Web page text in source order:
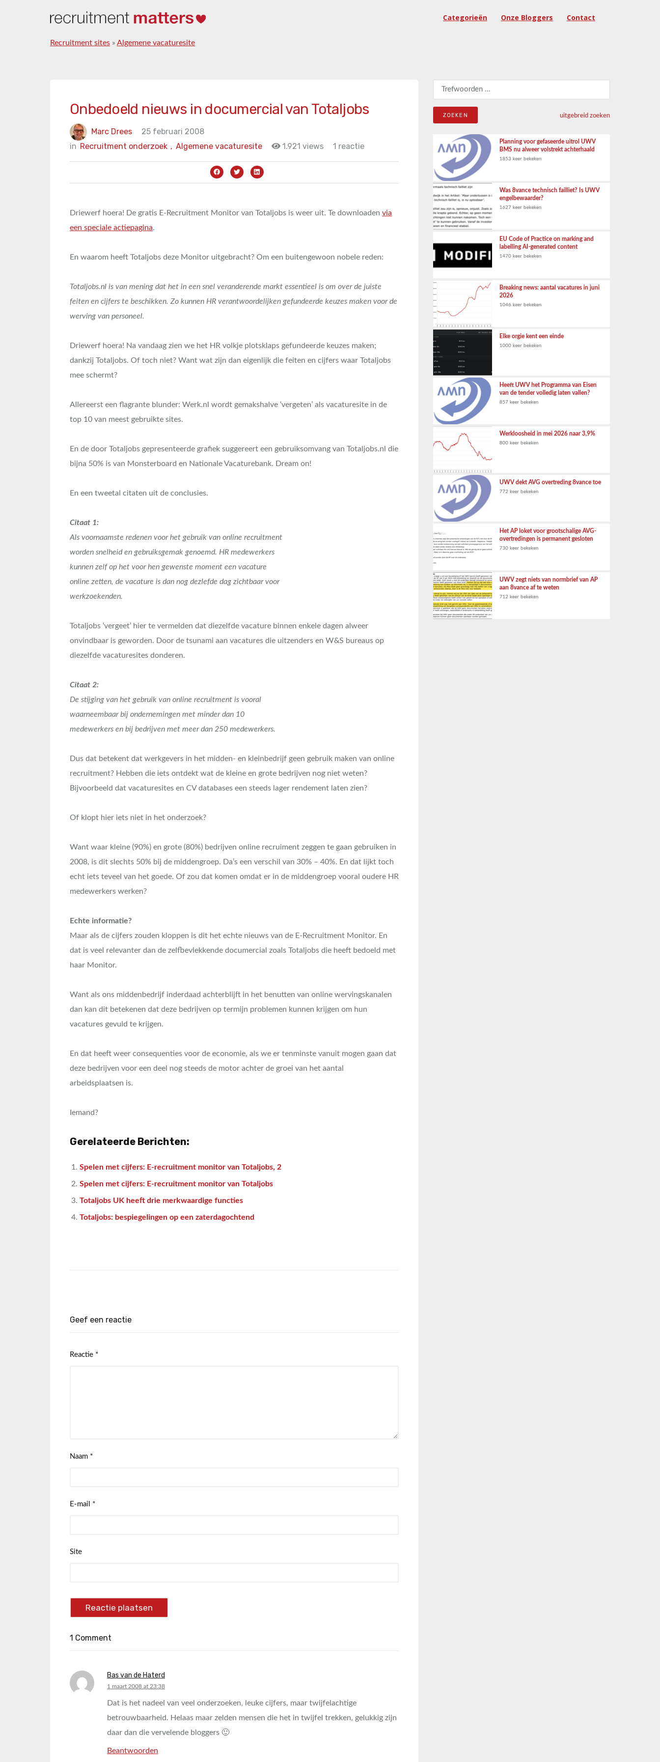
Categorieën Onze Bloggers Contact
Recruitment sites » Algemene vacaturesite
Onbedoeld nieuws in documercial van Totaljobs
Marc Drees
25 februari 2008
in
Algemene vacaturesite
Recruitment onderzoek , 1.921 views 1 reactie
Driewerf hoera! De gratis E-Recruitment Monitor van Totaljobs is weer uit. Te downloaden via
een speciale actiepagina.
En waarom heeft Totaljobs deze Monitor uitgebracht? Om een buitengewoon nobele reden:
Totaljobs.nl is van mening dat het in een snel veranderende markt essentieel is om over de juiste
feiten en cijfers te beschikken. Zo kunnen HR verantwoordelijken gefundeerde keuzes maken voor de
werving van personeel.
Driewerf hoera! Na vandaag zien we het HR volkje plotsklaps gefundeerde keuzes maken;
dankzij Totaljobs. Of toch niet? Want wat zijn dan eigenlijk die feiten en cijfers waar Totaljobs
mee schermt?
Allereerst een flagrante blunder: Werk.nl wordt gemakshalve ‘vergeten’ als vacaturesite in de
top 10 van meest gebruikte sites.
En de door Totaljobs gepresenteerde grafiek suggereert een gebruiksomvang van Totaljobs.nl die
bijna 50% is van Monsterboard en Nationale Vacaturebank. Dream on!
En een tweetal citaten uit de conclusies.
Citaat 1:
Als voornaamste redenen voor het gebruik van online recruitment
worden snelheid en gebruiksgemak genoemd. HR medewerkers
kunnen zelf op het voor hen gewenste moment een vacature
online zetten, de vacature is dan nog dezlefde dag zichtbaar voor
werkzoekenden.
Totaljobs ‘vergeet’ hier te vermelden dat diezelfde vacature binnen enkele dagen alweer
onvindbaar is geworden. Door de tsunami aan vacatures die uitzenders en W&S bureaus op
diezelfde vacaturesites donderen.
Citaat 2:
De stijging van het gebruik van online recruitment is vooral
waarneembaar bij ondernemingen met minder dan 10
medewerkers en bij bedrijven met meer dan 250 medewerkers.
Dus dat betekent dat werkgevers in het midden- en kleinbedrijf geen gebruik maken van online
recruitment? Hebben die iets ontdekt wat de kleine en grote bedrijven nog niet weten?
Bijvoorbeeld dat vacaturesites en CV databases een steeds lager rendement laten zien?
Of klopt hier iets niet in het onderzoek?
Want waar kleine (90%) en grote (80%) bedrijven online recruiment zeggen te gaan gebruiken in
2008, is dit slechts 50% bij de middengroep. Da’s een verschil van 30% – 40%. En dat lijkt toch
echt iets teveel van het goede. Of zou dat komen omdat er in de middengroep vooral oudere HR
medewerkers werken?
Echte informatie?
Maar als de cijfers zouden kloppen is dit het echte nieuws van de E-Recruitment Monitor. En
dat is veel relevanter dan de zelfbevlekkende documercial zoals Totaljobs die heeft bedoeld met
haar Monitor.
Want als ons middenbedrijf inderdaad achterblijft in het benutten van online wervingskanalen
dan kan dit betekenen dat deze bedrijven op termijn problemen kunnen krijgen om hun
vacatures gevuld te krijgen.
En dat heeft weer consequenties voor de economie, als we er tenminste vanuit mogen gaan dat
deze bedrijven voor een deel nog steeds de motor achter de groei van het aantal
arbeidsplaatsen is.
Iemand?
Gerelateerde Berichten:
Spelen met cijfers: E-recruitment monitor van Totaljobs, 2
Spelen met cijfers: E-recruitment monitor van Totaljobs
Totaljobs UK heeft drie merkwaardige functies
Totaljobs: bespiegelingen op een zaterdagochtend
Geef een reactie
Reactie *
Naam *
E-mail *
Site
1 Comment
Bas van de Haterd
says:
1 maart 2008 at 23:38
Dat is het nadeel van veel onderzoeken, leuke cijfers, maar twijfelachtige
betrouwbaarheid. Helaas maar zelden mensen die het in twijfel trekken, gelukkig zijn
daar dan die vervelende bloggers 🙂
Beantwoorden
Zoeken naar:
uitgebreid zoeken
Planning voor gefaseerde uitrol UWV
BMS nu alweer volstrekt achterhaald
1853 keer bekeken
Was 8vance technisch failliet? Is UWV
engelbewaarder?
1627 keer bekeken
EU Code of Practice on marking and
labelling AI-generated content
1470 keer bekeken
Breaking news: aantal vacatures in juni
2026
1046 keer bekeken
Elke orgie kent een einde
1000 keer bekeken
Heeft UWV het Programma van Eisen
van de tender volledig laten vallen?
857 keer bekeken
Werkloosheid in mei 2026 naar 3,9%
800 keer bekeken
UWV dekt AVG overtreding 8vance toe
772 keer bekeken
Het AP loket voor grootschalige AVG-
overtredingen is permanent gesloten
730 keer bekeken
UWV zegt niets van normbrief van AP
aan 8vance af te weten
712 keer bekeken